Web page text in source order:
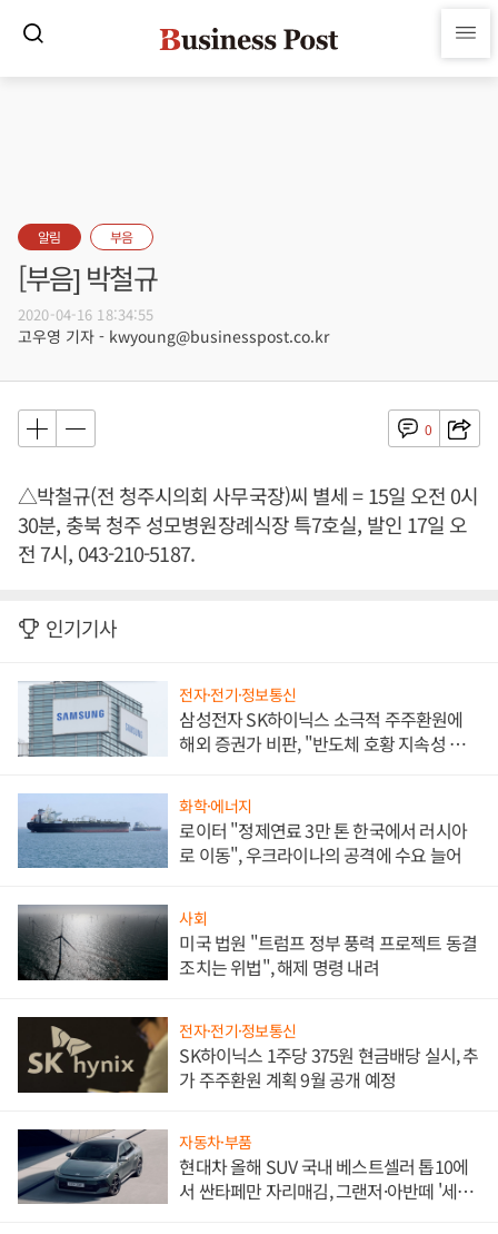
알림 부음
[부음] 박철규
2020-04-16 18:34:55
고우영 기자 - kwyoung@businesspost.co.kr
0
△박철규(전 청주시의회 사무국장)씨 별세 = 15일 오전 0시
30분, 충북 청주 성모병원장례식장 특7호실, 발인 17일 오
전 7시, 043-210-5187.
인기기사
전자·전기·정보통신
삼성전자 SK하이닉스 소극적 주주환원에
해외 증권가 비판, "반도체 호황 지속성 의
화학·에너지
로이터 "정제연료 3만 톤 한국에서 러시아
로 이동", 우크라이나의 공격에 수요 늘어
사회
미국 법원 "트럼프 정부 풍력 프로젝트 동결
조치는 위법", 해제 명령 내려
전자·전기·정보통신
SK하이닉스 1주당 375원 현금배당 실시, 추
가 주주환원 계획 9월 공개 예정
자동차·부품
현대차 올해 SUV 국내 베스트셀러 톱10에
서 싼타페만 자리매김, 그랜저·아반떼 '세단